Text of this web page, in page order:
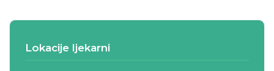
Lokacije ljekarni